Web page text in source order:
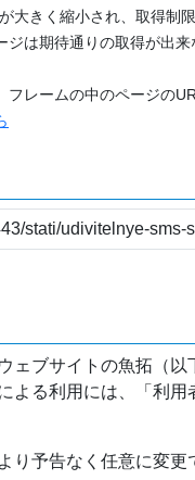
大きく縮小され、取得制
は期待通りの取得が出
フレームの中のページの
ェブサイトの魚拓（
よる利用には、「利
り予告なく任意に変更